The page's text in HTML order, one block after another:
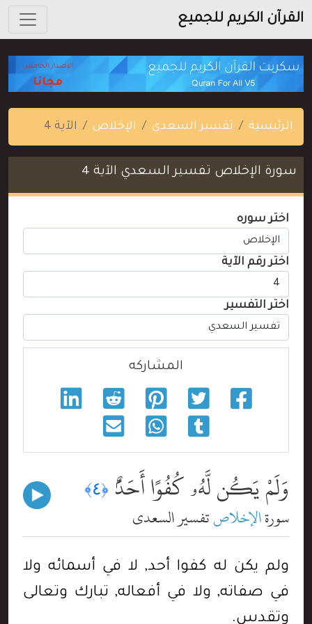
القرآن الكريم للجميع
الرئيسية تفسير السعدي الإخلاص الآية 4
سورة الإخلاص تفسير السعدي الآية 4
اختر سوره
اختر رقم الآية
اختر التفسير
المشاركه
وَلَمْ يَكُن لَّهُۥ كُفُوًا أَحَدٌۢ ﴿٤﴾
سورةالإخلاصتفسير السعدي
ولم يكن له كفوا أحد, لا في أسمائه ولا
في صفاته, ولا في أفعاله, تبارك وتعالى
وتقدس.